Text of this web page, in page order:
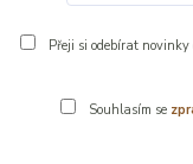
se
tímto
Přeji si odebírat novinky
Souhlasím se